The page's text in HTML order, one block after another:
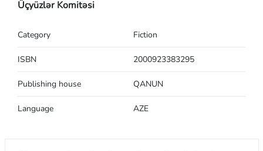
Üçyüzlər Komitəsi
Category Fiction
ISBN 2000923383295
Publishing house QANUN
Language AZE